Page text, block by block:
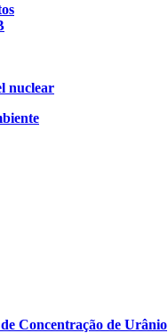
nuclear
Concentração de Urânio